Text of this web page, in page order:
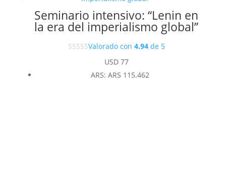
Seminario intensivo: “Lenin en
la era del imperialismo global”
Valorado con 4.94de 5
USD77
ARS: ARS 115.462